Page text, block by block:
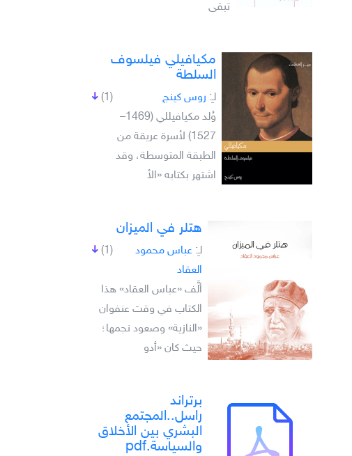
تبقى
مكيافيلي فيلسوف
السلطة
(1) لـِ: روس كينج
وُلد مكيافيللي (1469–
1527) لأسرة عريقة من
الطبقة المتوسطة، وقد
اشتهر بكتابه «الأ
هتلر في الميزان
(1) لـِ: عباس محمود
العقاد
ألَّف «عباس العقاد» هذا
الكتاب في وقت عنفوان
«النازية» وصعود نجمها؛
حيث كان «أدو
برتراند
راسل..المجتمع
البشري بين الأخلاق
والسياسة.pdf